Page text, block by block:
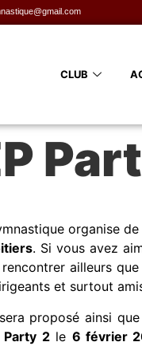
CLUB
organise
. Si vous avez
ailleurs
et surtout
proposé ainsi
Party 2 le 6 février